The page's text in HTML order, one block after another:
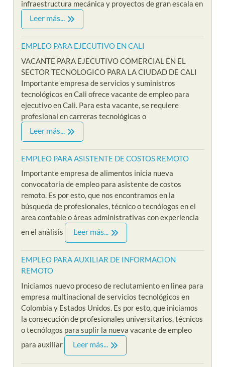
infraestructura mecánica y proyectos de gran escala en
Leer más...
EMPLEO PARA EJECUTIVO EN CALI
VACANTE PARA EJECUTIVO COMERCIAL EN EL
SECTOR TECNOLOGICO PARA LA CIUDAD DE CALI
Importante empresa de servicios y suministros
tecnológicos en Cali ofrece vacante de empleo para
ejecutivo en Cali. Para esta vacante, se requiere
profesional en carreras tecnológicas o
Leer más...
EMPLEO PARA ASISTENTE DE COSTOS REMOTO
Importante empresa de alimentos inicia nueva
convocatoria de empleo para asistente de costos
remoto. Es por esto, que nos encontramos en la
búsqueda de profesionales, técnico o tecnólogos en el
area contable o áreas administrativas con experiencia
en el análisis
Leer más...
EMPLEO PARA AUXILIAR DE INFORMACION
REMOTO
Iniciamos nuevo proceso de reclutamiento en linea para
empresa multinacional de servicios tecnológicos en
Colombia y Estados Unidos. Es por esto, que iniciamos
la consecución de profesionales universitarios, técnicos
o tecnólogos para suplir la nueva vacante de empleo
para auxiliar
Leer más...